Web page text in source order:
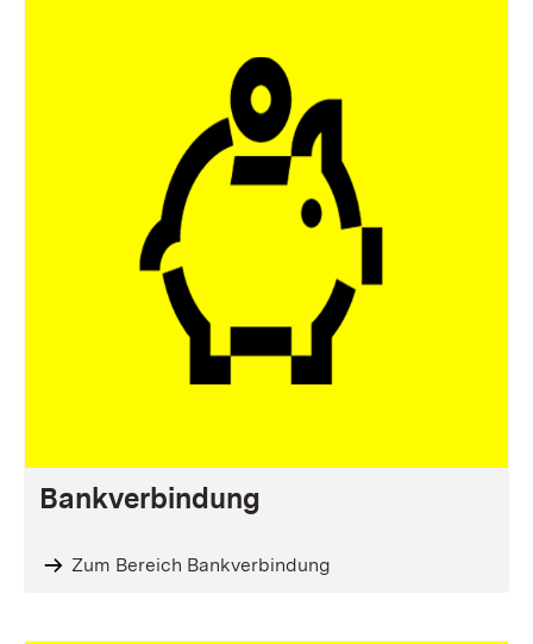
Bankverbindung
Zum Bereich Bankverbindung